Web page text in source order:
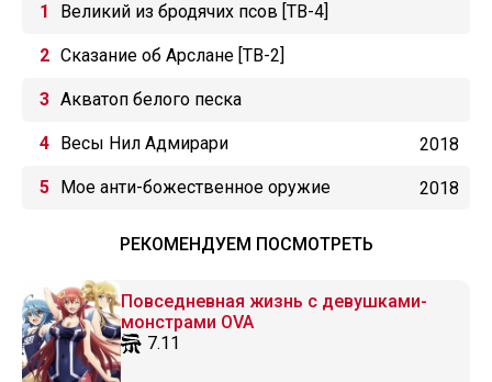
Великий из бродячих псов [ТВ-4]
Сказание об Арслане [ТВ-2]
Акватоп белого песка
Весы Нил Адмирари 2018
Мое анти-божественное оружие 2018
РЕКОМЕНДУЕМ ПОСМОТРЕТЬ
Повседневная жизнь с девушками-
монстрами OVA
7.11